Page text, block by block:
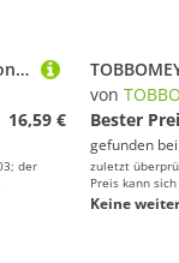
TOBBOMEY 3 Stück Professionelle Squashbälle Doppelgelber Markierung Langsame Geschwindigkeit Trainingsball Hoher Sprung für Wettkampf und Praxis für Englische Courts
16,59 €
der
von
Bester
gefunden bei
zuletzt
Preis kann
Keine